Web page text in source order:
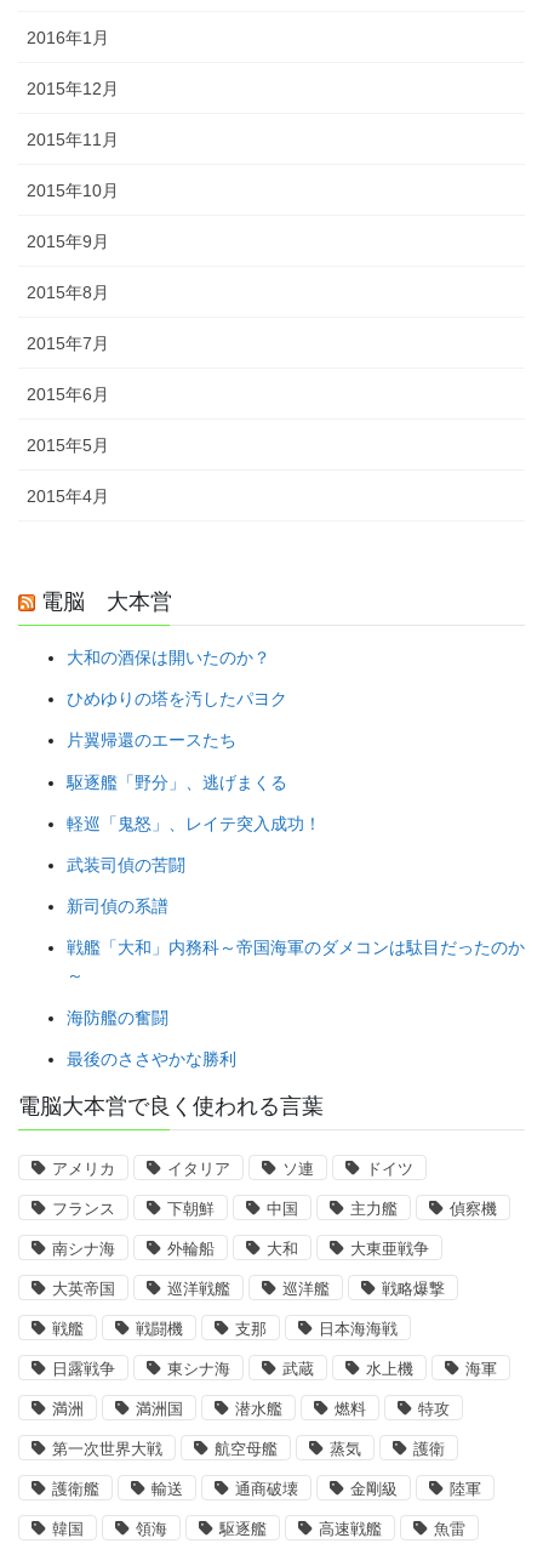
2016年1月
2015年12月
2015年11月
2015年10月
2015年9月
2015年8月
2015年7月
2015年6月
2015年5月
2015年4月
電脳 大本営
大和の酒保は開いたのか？
ひめゆりの塔を汚したパヨク
片翼帰還のエースたち
駆逐艦「野分」、逃げまくる
軽巡「鬼怒」、レイテ突入成功！
武装司偵の苦闘
新司偵の系譜
戦艦「大和」内務科～帝国海軍のダメコンは駄目だったのか
～
海防艦の奮闘
最後のささやかな勝利
電脳大本営で良く使われる言葉
アメリカ イタリア ソ連 ドイツ
フランス 下朝鮮 中国 主力艦 偵察機
南シナ海 外輪船 大和 大東亜戦争
大英帝国 巡洋戦艦 巡洋艦 戦略爆撃
戦艦 戦闘機 支那 日本海海戦
日露戦争 東シナ海 武蔵 水上機 海軍
満洲 満洲国 潜水艦 燃料 特攻
第一次世界大戦 航空母艦 蒸気 護衛
護衛艦 輸送 通商破壊 金剛級 陸軍
韓国 領海 駆逐艦 高速戦艦 魚雷